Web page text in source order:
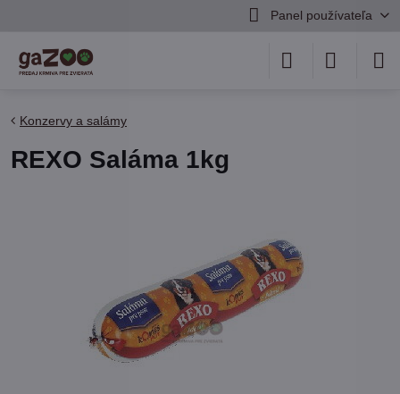
Panel používateľa
Konzervy a salámy
REXO Saláma 1kg